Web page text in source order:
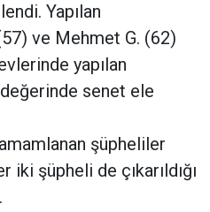
Yapılan
ve Mehmet G. (62)
yapılan
senet ele
şüpheliler
şüpheli de çıkarıldığı